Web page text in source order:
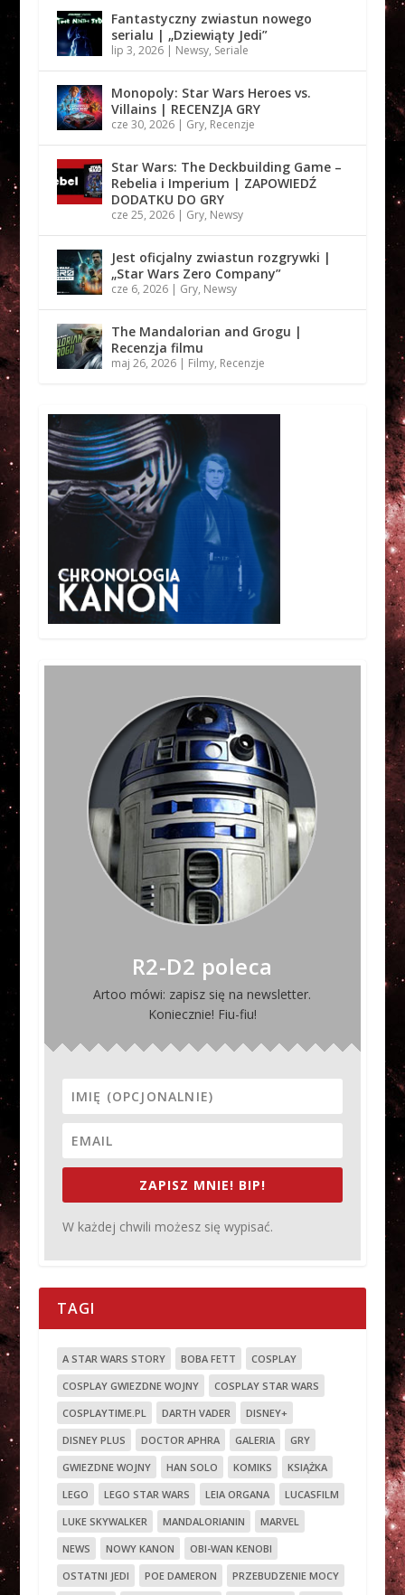
Fantastyczny zwiastun nowego
serialu | „Dziewiąty Jedi”
lip 3, 2026| Newsy, Seriale
Monopoly: Star Wars Heroes vs.
Villains | RECENZJA GRY
cze 30, 2026| Gry, Recenzje
Star Wars: The Deckbuilding Game –
Rebelia i Imperium | ZAPOWIEDŹ
DODATKU DO GRY
cze 25, 2026| Gry, Newsy
Jest oficjalny zwiastun rozgrywki |
„Star Wars Zero Company”
cze 6, 2026| Gry, Newsy
The Mandalorian and Grogu |
Recenzja filmu
maj 26, 2026| Filmy, Recenzje
R2-D2 poleca
Artoo mówi: zapisz się na newsletter.
Koniecznie! Fiu-fiu!
ZAPISZ MNIE! BIP!
W każdej chwili możesz się wypisać.
TAGI
A STAR WARS STORY BOBA FETT
COSPLAY
COSPLAY GWIEZDNE WOJNY
COSPLAY STAR WARS
COSPLAYTIME.PL
DARTH VADER
DISNEY+
DISNEY PLUS
DOCTOR APHRA GALERIA
GRY
GWIEZDNE WOJNY
HAN SOLO KOMIKS
KSIĄŻKA
LEGO
LEGO STAR WARS LEIA ORGANA
LUCASFILM
LUKE SKYWALKER
MANDALORIANIN
MARVEL
NEWS
NOWY KANON
OBI-WAN KENOBI
OSTATNI JEDI
POE DAMERON PRZEBUDZENIE MOCY